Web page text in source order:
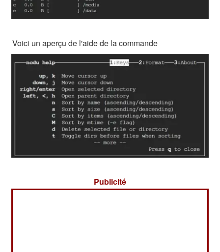
Voici un aperçu de l'aide de la commande
Publicité